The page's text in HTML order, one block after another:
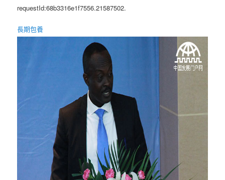
requestId:68b3316e1f7556.21587502.
長期包養